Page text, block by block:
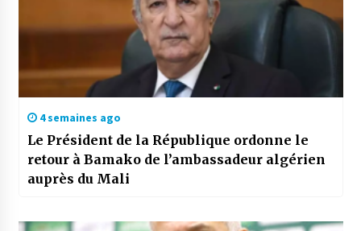
4 semaines ago
Le Président de la République ordonne le
retour à Bamako de l’ambassadeur algérien
auprès du Mali